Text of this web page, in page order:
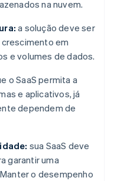
na nuvem.
a solução deve ser
em
e volumes de dados.
o SaaS permita a
e aplicativos, já
dependem de
sua SaaS deve
garantir uma
o desempenho